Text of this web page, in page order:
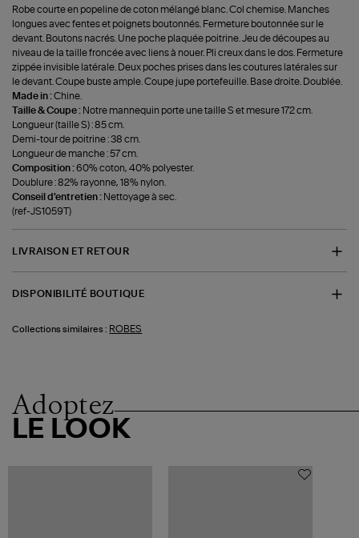
Robe courte en popeline de coton mélangé blanc. Col chemise. Manches
longues avec fentes et poignets boutonnés. Fermeture boutonnée sur le
devant. Boutons nacrés. Une poche plaquée poitrine. Jeu de découpes au
niveau de la taille froncée avec liens à nouer. Pli creux dans le dos. Fermeture
zippée invisible latérale. Deux poches prises dans les coutures latérales sur
le devant. Coupe buste ample. Coupe jupe portefeuille. Base droite. Doublée.
Made in :Chine.
Taille & Coupe : Notre mannequin porte une taille S et mesure 172 cm.
Longueur (taille S) : 85 cm.
Demi-tour de poitrine : 38 cm.
Longueur de manche : 57 cm.
Composition :60% coton, 40% polyester.
Doublure : 82% rayonne, 18% nylon.
Conseil d'entretien : Nettoyage à sec.
(ref-JS1059T)
LIVRAISON ET RETOUR
DISPONIBILITÉ BOUTIQUE
Collections similaires : ROBES
Adoptez
LE LOOK